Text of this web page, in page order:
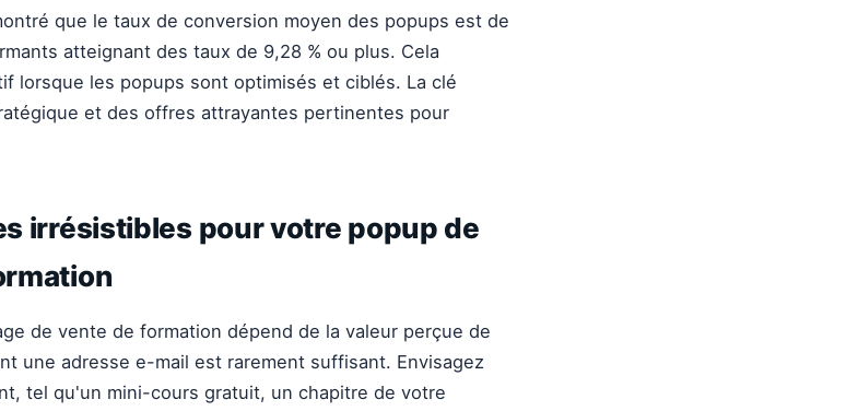
que le taux de conversion moyen des popups est de
atteignant des taux de 9,28 % ou plus. Cela
lorsque les popups sont optimisés et ciblés. La clé
et des offres attrayantes pertinentes pour
irrésistibles pour votre popup de
de vente de formation dépend de la valeur perçue de
une adresse e-mail est rarement suffisant. Envisagez
tel qu'un mini-cours gratuit, un chapitre de votre